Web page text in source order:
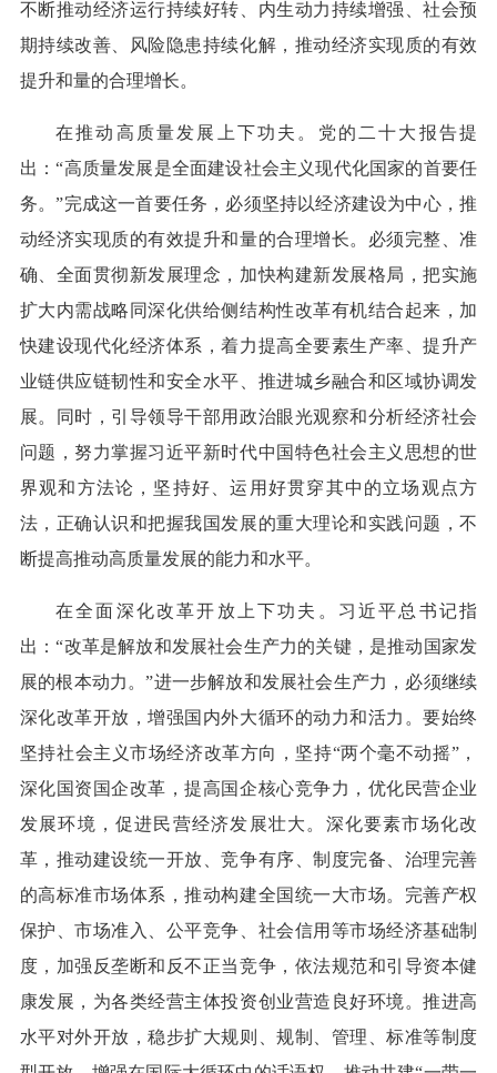
不断推动经济运行持续好转、内生动力持续增强、社会预
期持续改善、风险隐患持续化解，推动经济实现质的有效
提升和量的合理增长。
在推动高质量发展上下功夫。党的二十大报告提
出：“高质量发展是全面建设社会主义现代化国家的首要任
务。”完成这一首要任务，必须坚持以经济建设为中心，推
动经济实现质的有效提升和量的合理增长。必须完整、准
确、全面贯彻新发展理念，加快构建新发展格局，把实施
扩大内需战略同深化供给侧结构性改革有机结合起来，加
快建设现代化经济体系，着力提高全要素生产率、提升产
业链供应链韧性和安全水平、推进城乡融合和区域协调发
展。同时，引导领导干部用政治眼光观察和分析经济社会
问题，努力掌握习近平新时代中国特色社会主义思想的世
界观和方法论，坚持好、运用好贯穿其中的立场观点方
法，正确认识和把握我国发展的重大理论和实践问题，不
断提高推动高质量发展的能力和水平。
在全面深化改革开放上下功夫。习近平总书记指
出：“改革是解放和发展社会生产力的关键，是推动国家发
展的根本动力。”进一步解放和发展社会生产力，必须继续
深化改革开放，增强国内外大循环的动力和活力。要始终
坚持社会主义市场经济改革方向，坚持“两个毫不动摇”，
深化国资国企改革，提高国企核心竞争力，优化民营企业
发展环境，促进民营经济发展壮大。深化要素市场化改
革，推动建设统一开放、竞争有序、制度完备、治理完善
的高标准市场体系，推动构建全国统一大市场。完善产权
保护、市场准入、公平竞争、社会信用等市场经济基础制
度，加强反垄断和反不正当竞争，依法规范和引导资本健
康发展，为各类经营主体投资创业营造良好环境。推进高
水平对外开放，稳步扩大规则、规制、管理、标准等制度